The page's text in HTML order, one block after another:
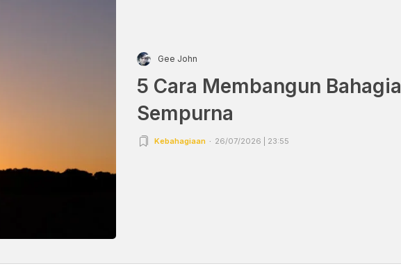
Gee John
5 Cara Membangun Bahagia
Sempurna
Kebahagiaan 26/07/2026 | 23:55